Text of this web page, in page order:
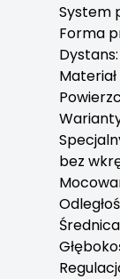
System
Forma
Dystans:
bez